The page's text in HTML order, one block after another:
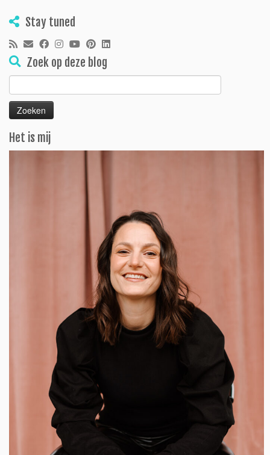
Stay tuned
Zoek op deze blog
naar:
Het is mij